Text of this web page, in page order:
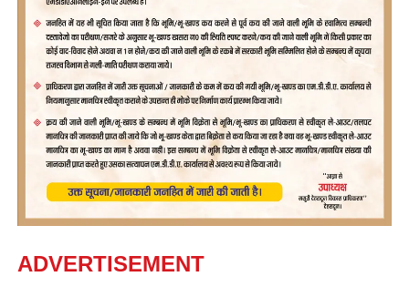
ADVERTISEMENT